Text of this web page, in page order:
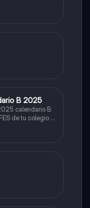
B 2025
calendario B
de tu colegio y
aquella